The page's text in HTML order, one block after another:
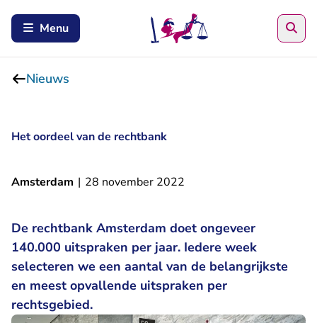
Menu
Nieuws
Het oordeel van de rechtbank
Amsterdam | 28 november 2022
De rechtbank Amsterdam doet ongeveer
140.000 uitspraken per jaar. Iedere week
selecteren we een aantal van de belangrijkste
en meest opvallende uitspraken per
rechtsgebied.